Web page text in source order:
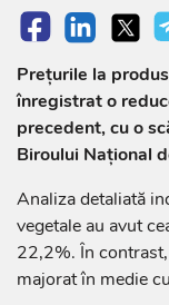
Prețurile la
înregistrat o
precedent, cu o
Biroului Național
Analiza detaliată
vegetale au avut
22,2%. În
majorat în medie